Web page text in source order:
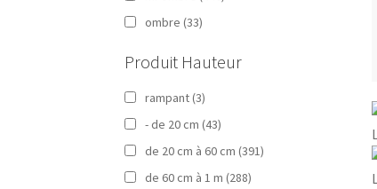
ombre (33)
Produit Hauteur
rampant (3)
- de 20 cm (43)
de 20 cm à 60 cm (391)
de 60 cm à 1 m (288)